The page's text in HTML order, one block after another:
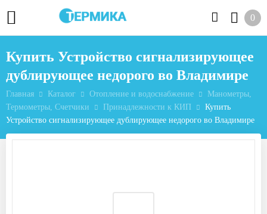
0
Купить Устройство сигнализирующее
дублирующее недорого во Владимире
Главная Каталог Отопление и водоснабжение
Манометры,
Термометры, Счетчики
Принадлежности к КИП
Купить
Устройство сигнализирующее дублирующее недорого во Владимире